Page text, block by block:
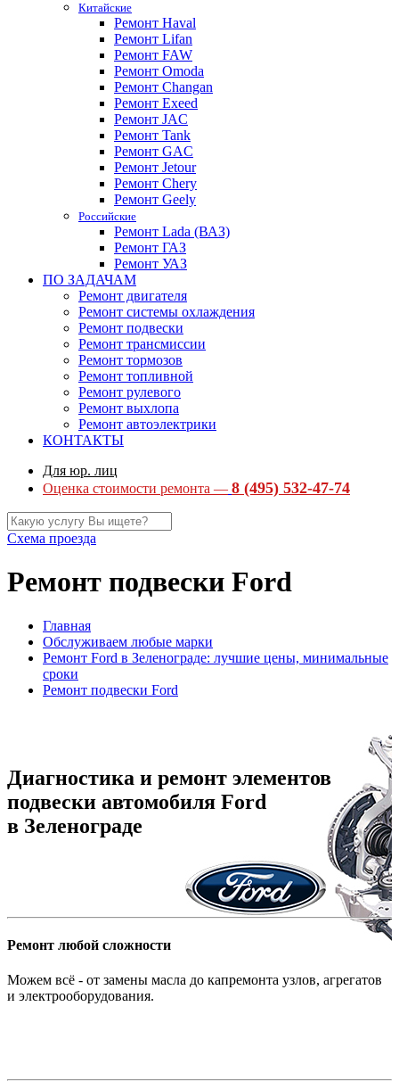
Китайские
Ремонт Haval
Ремонт Lifan
Ремонт FAW
Ремонт Omoda
Ремонт Changan
Ремонт Exeed
Ремонт JAC
Ремонт Tank
Ремонт GAC
Ремонт Jetour
Ремонт Chery
Ремонт Geely
Российские
Ремонт Lada (ВАЗ)
Ремонт ГАЗ
Ремонт УАЗ
ПО ЗАДАЧАМ
Ремонт двигателя
Ремонт системы охлаждения
Ремонт подвески
Ремонт трансмиссии
Ремонт тормозов
Ремонт топливной
Ремонт рулевого
Ремонт выхлопа
Ремонт автоэлектрики
КОНТАКТЫ
Для юр. лиц
Оценка стоимости ремонта — 8 (495) 532-47-74
Схема проезда
Ремонт подвески Ford
Главная
Обслуживаем любые марки
Ремонт Ford в Зеленограде: лучшие цены, минимальные
сроки
Ремонт подвески Ford
Диагностика и ремонт элементов
подвески автомобиля Ford
в Зеленограде
Ремонт любой сложности
Можем всё - от замены масла до капремонта узлов, агрегатов
и электрооборудования.